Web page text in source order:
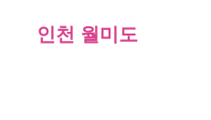
인천 월미도